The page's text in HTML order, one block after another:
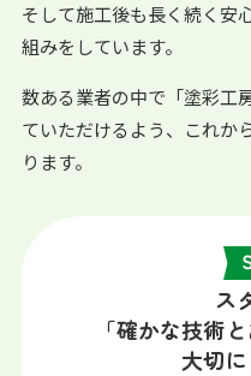
そして施工後も長く続く安
組みをしています。
数ある業者の中で「塗彩工
ていただけるよう、これか
ります。
ス
「確かな技術
大切